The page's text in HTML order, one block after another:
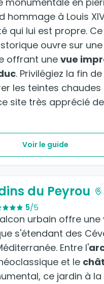
hommage à Louis
qui lui est propre. Ce
ouvre sur
offrant une vue
. Privilégiez la fin
les teintes chaudes
site très apprécié
Voir le guide
du Peyrou
5/5
urbain offre une
s'étendant des
Entre l'
et le
ce jardin à la